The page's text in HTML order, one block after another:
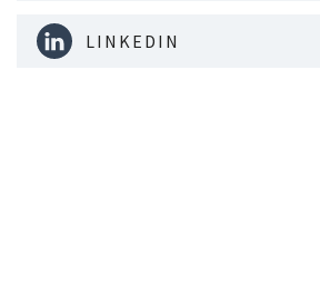
LINKEDIN